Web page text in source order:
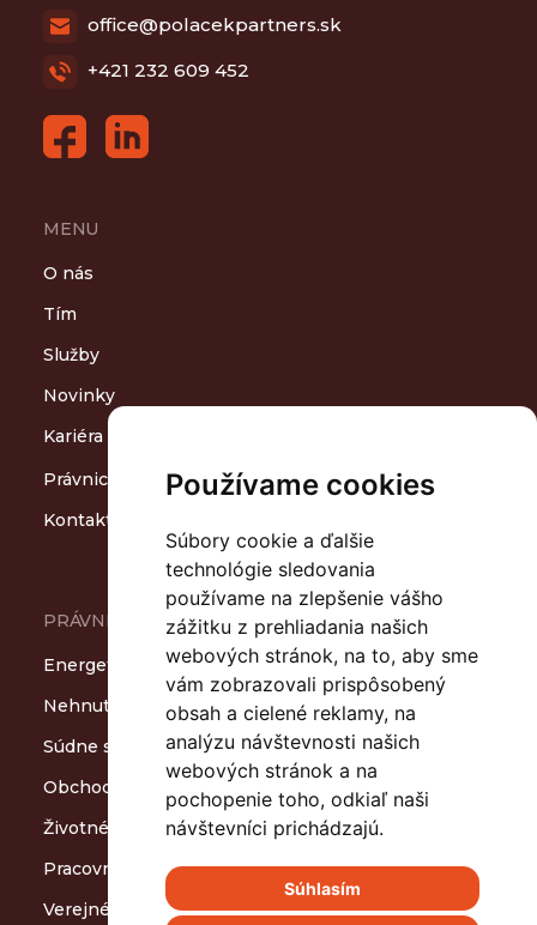
Používame cookies
Súbory cookie a ďalšie
technológie sledovania
používame na zlepšenie vášho
zážitku z prehliadania našich
webových stránok, na to, aby sme
vám zobrazovali prispôsobený
obsah a cielené reklamy, na
analýzu návštevnosti našich
webových stránok a na
pochopenie toho, odkiaľ naši
návštevníci prichádzajú.
Súhlasím
office@polacekpartners.sk
+421 232 609 452
MENU
O nás
Tím
Služby
Novinky
Kariéra
Právnicko-ľudský slovník
Kontakt
PRÁVNE OBLASTI
Energetika
Nehnuteľnosti a stavebníctvo
Súdne spory a arbitráže
Obchodné spoločnosti a M&A
Životné prostredie a odpady
Pracovnoprávne vzťahy
Verejné obstarávanie